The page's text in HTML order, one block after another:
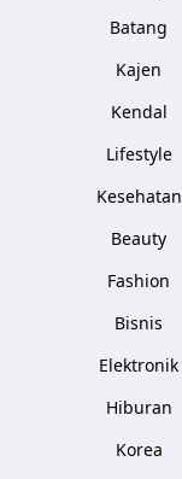
Batang
Kajen
Kendal
Lifestyle
Kesehatan
Beauty
Fashion
Bisnis
Elektronik
Hiburan
Korea